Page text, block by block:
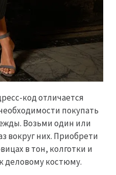
код отличается
покупать
Возьми один или
вокруг них. Приобрети
в тон, колготки и
деловому костюму.